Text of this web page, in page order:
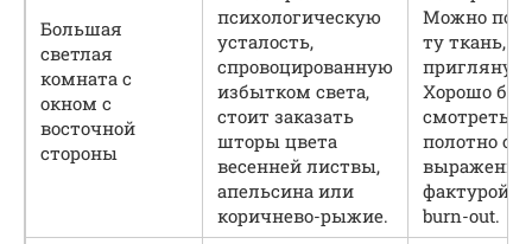
Большая
светлая
комната с
окном с
восточной
стороны
психологическую
усталость,
спровоцированную
избытком света,
стоит заказать
шторы цвета
весенней листвы,
апельсина или
коричнево-рыжие.
Можно
ту ткань,
Хорошо
смотреться
полотно с
фактурой и
burn-out.